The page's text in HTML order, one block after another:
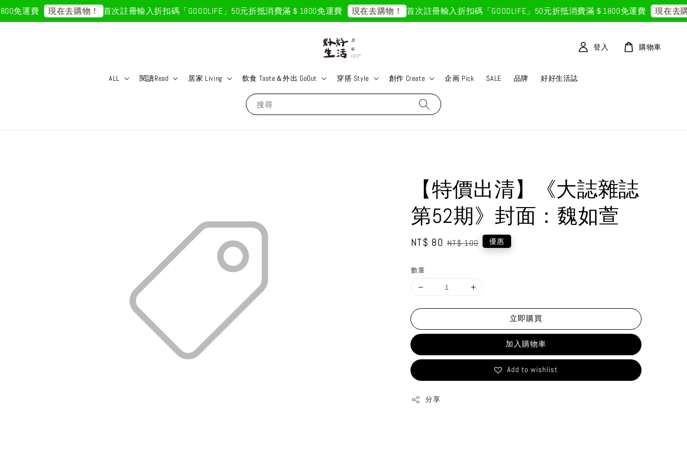
免運費 現在去購物！ 首次註冊輸入折扣碼「GOODLIFE」50元折抵消費滿＄1800免運費 現在去購物！ 首次註冊輸入折扣碼「GOODLIFE」50元折抵消費滿＄1800免運費 現在去購
搜尋
ALL 閱讀Read 居家 Living 飲食 Taste＆外出 GoOut 穿搭 Style 創作 Create 企画 Pick SALE 品牌 好好生活誌
登入 購物車
【特價出清】《大誌雜誌
第52期》封面：魏如萱
Sale
NT$ 80 Regular
NT$ 100 優惠
數量
立即購買
加入購物車
Add to wishlist
分享